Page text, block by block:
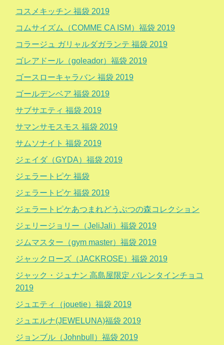
コスメキッチン 福袋 2019
コムサイズム（COMME CA ISM）福袋 2019
コラージュ ガリャルダガランテ 福袋 2019
ゴレアドール（goleador）福袋 2019
ゴースローキャラバン 福袋 2019
ゴールデンベア 福袋 2019
サブサエティ 福袋 2019
サマンサモスモス 福袋 2019
サムソナイト 福袋 2019
ジェイダ（GYDA）福袋 2019
ジェラートピケ 福袋
ジェラートピケ 福袋 2019
ジェラートピケあつまれどうぶつの森コレクション
ジェリージョリー（JeliJali）福袋 2019
ジムマスター（gym master）福袋 2019
ジャックローズ（JACKROSE）福袋 2019
ジャック・ジュナン 高島屋限定 バレンタインチョコ
2019
ジュエティ（jouetie）福袋 2019
ジュエルナ(JEWELUNA)福袋 2019
ジョンブル（Johnbull）福袋 2019